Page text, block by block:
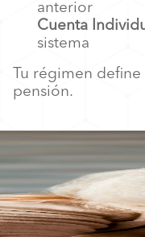
anterior
Cuenta
sistema
Tu régimen
pensión.